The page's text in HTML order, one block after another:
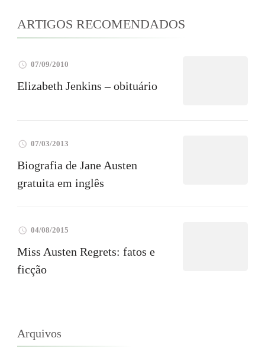
ARTIGOS RECOMENDADOS
07/09/2010
Elizabeth Jenkins – obituário
07/03/2013
Biografia de Jane Austen
gratuita em inglês
04/08/2015
Miss Austen Regrets: fatos e
ficção
Arquivos